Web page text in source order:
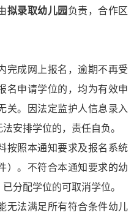
拟录取幼儿园 负责，合作区
成网上报名，逾期不再受
名申请学位的，均为有效申
关。因法定监护人信息录入
安排学位的，责任自负。
照本通知要求及报名系统
）。不符合本通知要求的幼
分配学位的可取消学位。
法满足所有符合条件幼儿